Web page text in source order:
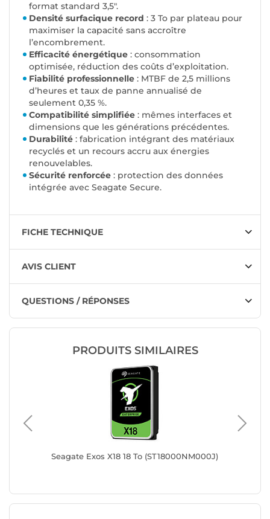
format standard 3,5".
Densité surfacique record : 3 To par plateau pour
maximiser la capacité sans accroître
l’encombrement.
Efficacité énergétique : consommation
optimisée, réduction des coûts d’exploitation.
Fiabilité professionnelle : MTBF de 2,5 millions
d’heures et taux de panne annualisé de
seulement 0,35 %.
Compatibilité simplifiée : mêmes interfaces et
dimensions que les générations précédentes.
Durabilité : fabrication intégrant des matériaux
recyclés et un recours accru aux énergies
renouvelables.
Sécurité renforcée : protection des données
intégrée avec Seagate Secure.
FICHE TECHNIQUE
AVIS CLIENT
QUESTIONS / RÉPONSES
PRODUITS SIMILAIRES
Seagate Exos X18 18 To (ST18000NM000J)